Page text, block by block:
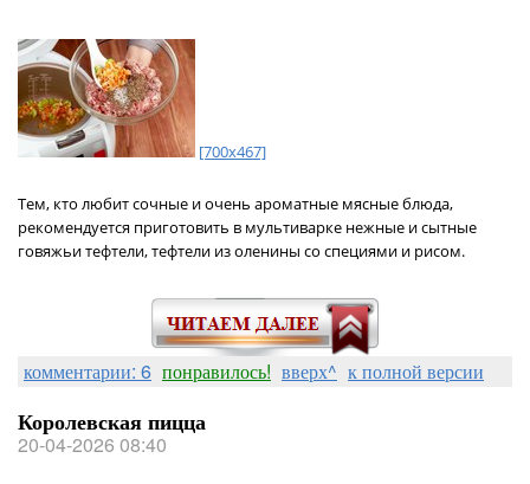
[700x467]
Тем, кто любит сочные и очень ароматные мясные блюда,
рекомендуется приготовить в мультиварке нежные и сытные
говяжьи тефтели, тефтели из оленины со специями и рисом.
комментарии: 6 понравилось! вверх^ к полной версии
Королевская пицца
20-04-2026 08:40